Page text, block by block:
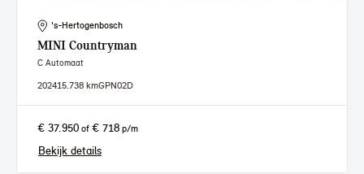
's-Hertogenbosch
MINI Countryman
C Automaat
202415.738 kmGPN02D
€ 37.950 of € 718 p/m
Bekijk details